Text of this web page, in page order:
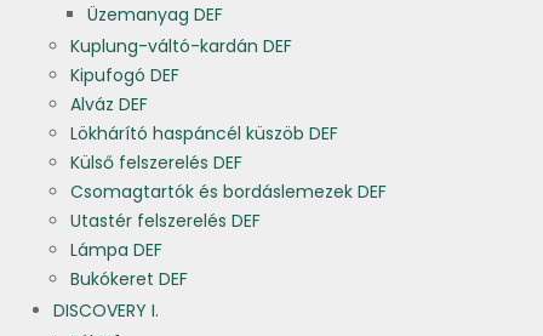
Üzemanyag DEF
Kuplung-váltó-kardán DEF
Kipufogó DEF
Alváz DEF
Lökhárító haspáncél küszöb DEF
Külső felszerelés DEF
Csomagtartók és bordáslemezek DEF
Utastér felszerelés DEF
Lámpa DEF
Bukókeret DEF
DISCOVERY I.